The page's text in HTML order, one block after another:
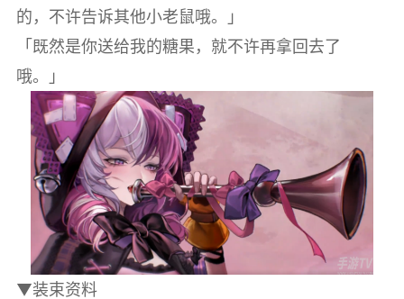
的，不许告诉其他小老鼠哦。」
「既然是你送给我的糖果，就不许再拿回去了
哦。」
▼装束资料